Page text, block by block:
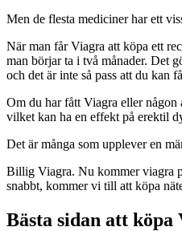
Men de flesta mediciner har ett
När man får Viagra att köpa ett
man börjar ta i två månader. Det
och det är inte så pass att du kan
Om du har fått Viagra eller
vilket kan ha en effekt på erektil
Det är många som upplever en
Billig Viagra. Nu kommer viagra
snabbt, kommer vi till att köpa
Bästa sidan att